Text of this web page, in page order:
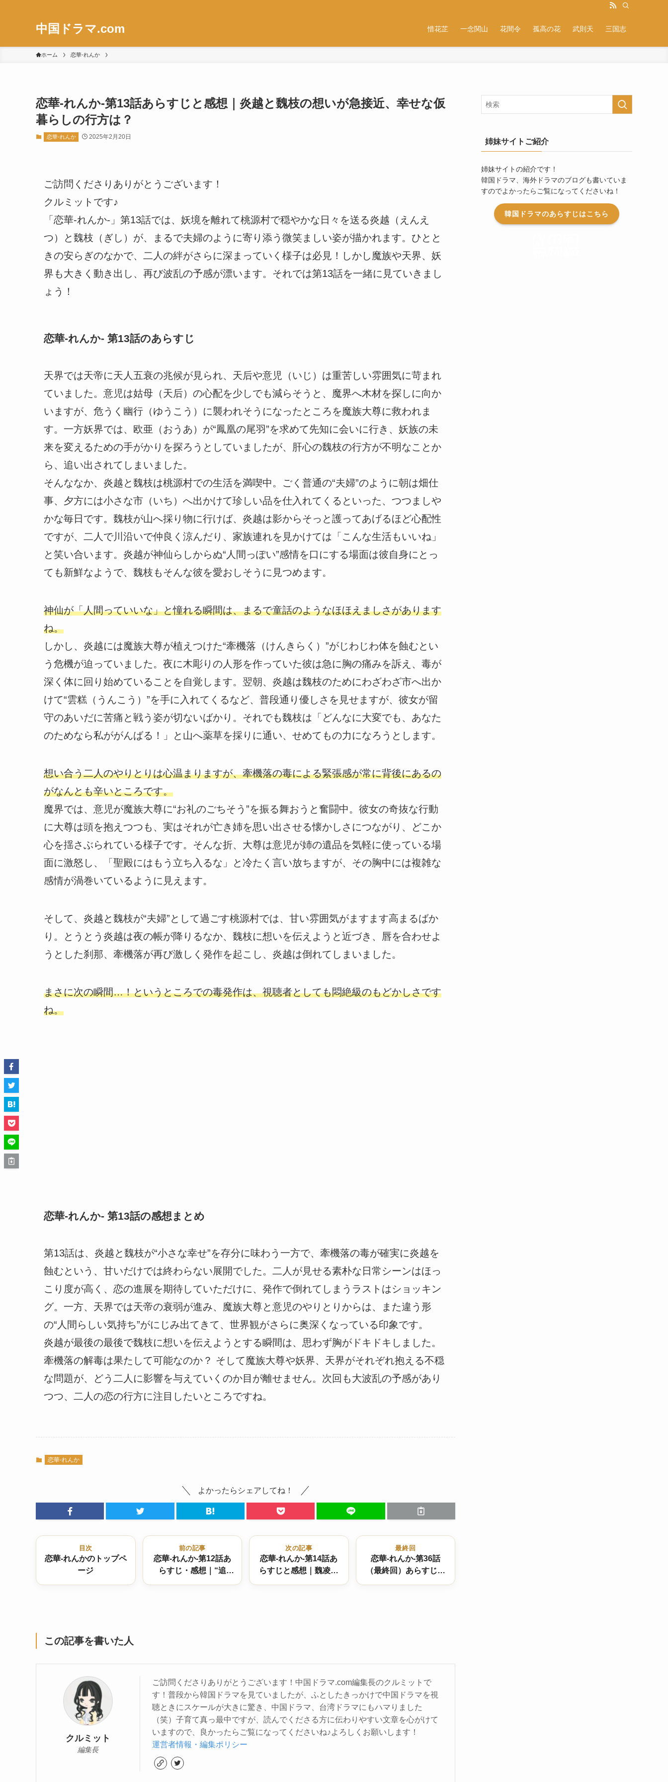
中国ドラマ.com 惜花芷 一念関山 花間令 孤高の花 武則天 三国志
ホーム 恋華-れんか
恋華-れんか-第13話あらすじと感想｜炎越と魏枝の想いが急接近、幸せな仮
暮らしの行方は？
恋華-れんか 2025年2月20日
ご訪問くださりありがとうございます！
クルミットです♪
「恋華-れんか-」第13話では、妖境を離れて桃源村で穏やかな日々を送る炎越（えんえ
つ）と魏枝（ぎし）が、まるで夫婦のように寄り添う微笑ましい姿が描かれます。ひとと
きの安らぎのなかで、二人の絆がさらに深まっていく様子は必見！しかし魔族や天界、妖
界も大きく動き出し、再び波乱の予感が漂います。それでは第13話を一緒に見ていきまし
ょう！
恋華-れんか- 第13話のあらすじ
天界では天帝に天人五衰の兆候が見られ、天后や意児（いじ）は重苦しい雰囲気に苛まれ
ていました。意児は姑母（天后）の心配を少しでも減らそうと、魔界へ木材を探しに向か
いますが、危うく幽行（ゆうこう）に襲われそうになったところを魔族大尊に救われま
す。一方妖界では、欧亜（おうあ）が“鳳凰の尾羽”を求めて先知に会いに行き、妖族の未
来を変えるための手がかりを探ろうとしていましたが、肝心の魏枝の行方が不明なことか
ら、追い出されてしまいました。
そんななか、炎越と魏枝は桃源村での生活を満喫中。ごく普通の“夫婦”のように朝は畑仕
事、夕方には小さな市（いち）へ出かけて珍しい品を仕入れてくるといった、つつましや
かな毎日です。魏枝が山へ採り物に行けば、炎越は影からそっと護ってあげるほど心配性
ですが、二人で川沿いで仲良く涼んだり、家族連れを見かけては「こんな生活もいいね」
と笑い合います。炎越が神仙らしからぬ“人間っぽい”感情を口にする場面は彼自身にとっ
ても新鮮なようで、魏枝もそんな彼を愛おしそうに見つめます。
神仙が「人間っていいな」と憧れる瞬間は、まるで童話のようなほほえましさがあります
ね。
しかし、炎越には魔族大尊が植えつけた“牽機落（けんきらく）”がじわじわ体を蝕むとい
う危機が迫っていました。夜に木彫りの人形を作っていた彼は急に胸の痛みを訴え、毒が
深く体に回り始めていることを自覚します。翌朝、炎越は魏枝のためにわざわざ市へ出か
けて“雲糕（うんこう）”を手に入れてくるなど、普段通り優しさを見せますが、彼女が留
守のあいだに苦痛と戦う姿が切ないばかり。それでも魏枝は「どんなに大変でも、あなた
のためなら私ががんばる！」と山へ薬草を採りに通い、せめてもの力になろうとします。
想い合う二人のやりとりは心温まりますが、牽機落の毒による緊張感が常に背後にあるの
がなんとも辛いところです。
魔界では、意児が魔族大尊に“お礼のごちそう”を振る舞おうと奮闘中。彼女の奇抜な行動
に大尊は頭を抱えつつも、実はそれが亡き姉を思い出させる懐かしさにつながり、どこか
心を揺さぶられている様子です。そんな折、大尊は意児が姉の遺品を気軽に使っている場
面に激怒し、「聖殿にはもう立ち入るな」と冷たく言い放ちますが、その胸中には複雑な
感情が渦巻いているように見えます。
そして、炎越と魏枝が“夫婦”として過ごす桃源村では、甘い雰囲気がますます高まるばか
り。とうとう炎越は夜の帳が降りるなか、魏枝に想いを伝えようと近づき、唇を合わせよ
うとした刹那、牽機落が再び激しく発作を起こし、炎越は倒れてしまいました。
まさに次の瞬間…！というところでの毒発作は、視聴者としても悶絶級のもどかしさです
ね。
恋華-れんか- 第13話の感想まとめ
第13話は、炎越と魏枝が“小さな幸せ”を存分に味わう一方で、牽機落の毒が確実に炎越を
蝕むという、甘いだけでは終わらない展開でした。二人が見せる素朴な日常シーンはほっ
こり度が高く、恋の進展を期待していただけに、発作で倒れてしまうラストはショッキン
グ。一方、天界では天帝の衰弱が進み、魔族大尊と意児のやりとりからは、また違う形
の“人間らしい気持ち”がにじみ出てきて、世界観がさらに奥深くなっている印象です。
炎越が最後の最後で魏枝に想いを伝えようとする瞬間は、思わず胸がドキドキしました。
牽機落の解毒は果たして可能なのか？ そして魔族大尊や妖界、天界がそれぞれ抱える不穏
な問題が、どう二人に影響を与えていくのか目が離せません。次回も大波乱の予感があり
つつ、二人の恋の行方に注目したいところですね。
恋華-れんか
よかったらシェアしてね！
目次
恋華-れんかのトップペ
ージ
前の記事
恋華-れんか-第12話あ
らすじ・感想｜“追
次の記事
恋華-れんか-第14話あ
らすじと感想｜魏凌月
最終回
恋華-れんか-第36話
（最終回）あらすじと
この記事を書いた人
クルミット
編集長
ご訪問くださりありがとうございます！中国ドラマ.com編集長のクルミットで
す！普段から韓国ドラマを見ていましたが、ふとしたきっかけで中国ドラマを視
聴ときにスケールが大きに驚き、中国ドラマ、台湾ドラマにもハマりました
（笑）子育て真っ最中ですが、読んでくださる方に伝わりやすい文章を心がけて
いますので、良かったらご覧になってくださいね♪よろしくお願いします！
運営者情報・編集ポリシー
姉妹サイトご紹介
姉妹サイトの紹介です！
韓国ドラマ、海外ドラマのブログも書いていま
すのでよかったらご覧になってくださいね！
韓国ドラマのあらすじはこちら